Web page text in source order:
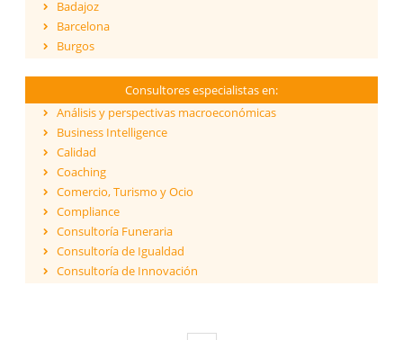
Badajoz
Barcelona
Burgos
Cantabria
Castellón
Ceuta
Ciudad Real
Córdoba
Cuenca
Girona
Granada
Guadalajara
Consultores especialistas en:
Análisis y perspectivas macroeconómicas
Business Intelligence
Calidad
Coaching
Comercio, Turismo y Ocio
Compliance
Consultoría Funeraria
Consultoría de Igualdad
Consultoría de Innovación